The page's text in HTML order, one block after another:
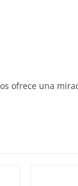
ofrece una